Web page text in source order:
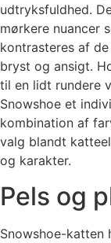
udtryksfuldhed.
mørkere nuancer
kontrasteres af
bryst og ansigt.
til en lidt rundere
Snowshoe et
kombination af
valg blandt
og karakter.
Pels og
Snowshoe-katten